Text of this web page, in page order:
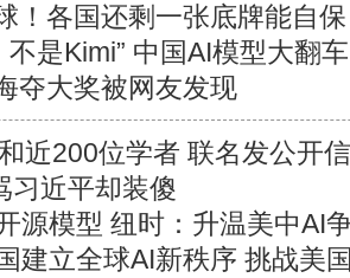
！各国还剩一张底牌能自保
是Kimi” 中国AI模型大翻车
夺大奖被网友发现
近200位学者 联名发公开
习近平却装傻
源模型 纽时：升温美中AI
建立全球AI新秩序 挑战美